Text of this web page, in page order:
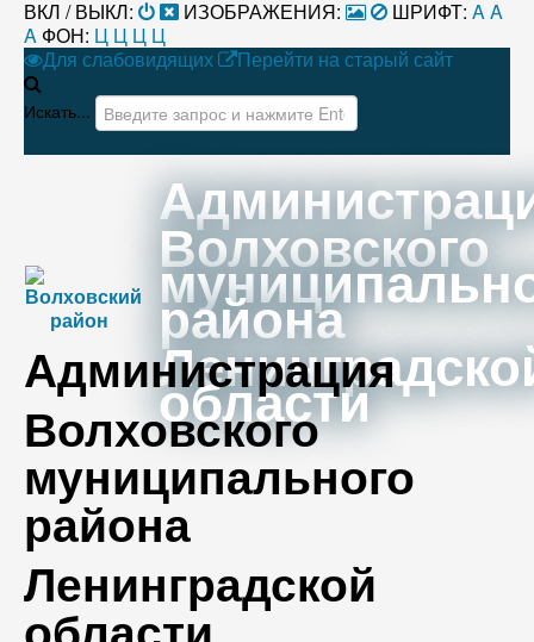
ВКЛ / ВЫКЛ: ИЗОБРАЖЕНИЯ: ШРИФТ: AA
A ФОН: Ц Ц Ц Ц
Для слабовидящих
Перейти на старый сайт
Искать...
Волховского
района
области
Администрация
Волховского
муниципального
района
Ленинградской